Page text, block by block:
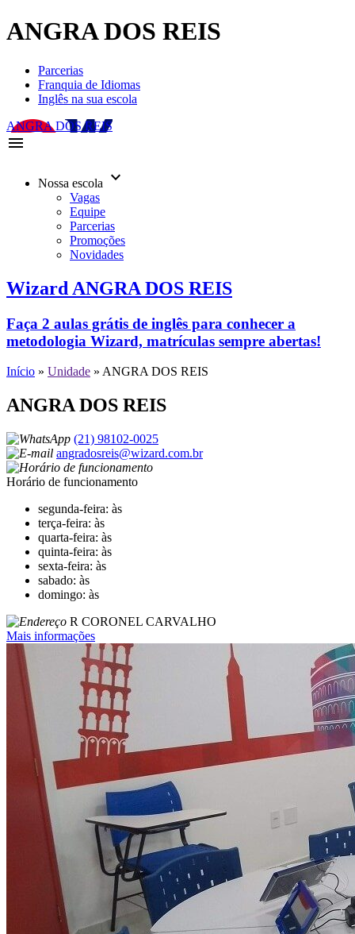
ANGRA DOS REIS
Parcerias
Franquia de Idiomas
Inglês na sua escola
ANGRA DOS REIS
menu
Nossa escola keyboard_arrow_down
Vagas
Equipe
Parcerias
Promoções
Novidades
Wizard ANGRA DOS REIS
Faça 2 aulas grátis de inglês para conhecer a
metodologia Wizard, matrículas sempre abertas!
Início » Unidade » ANGRA DOS REIS
ANGRA DOS REIS
(21) 98102-0025
angradosreis@wizard.com.br
Horário de funcionamento
segunda-feira: às
terça-feira: às
quarta-feira: às
quinta-feira: às
sexta-feira: às
sabado: às
domingo: às
R CORONEL CARVALHO
Mais informações